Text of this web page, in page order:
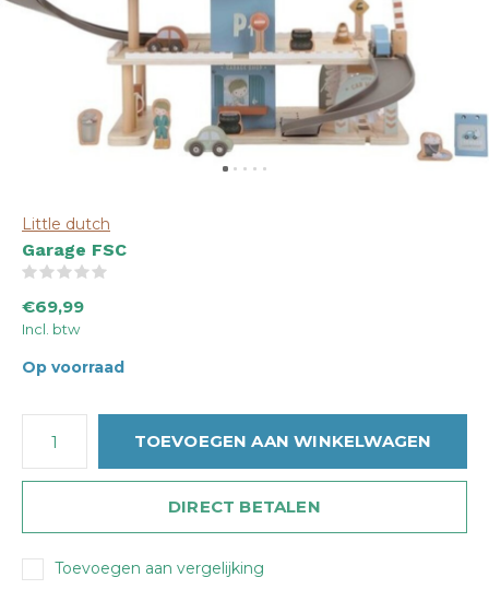
Little dutch
Garage FSC
€69,99
Incl. btw
Op voorraad
TOEVOEGEN AAN WINKELWAGEN
DIRECT BETALEN
Toevoegen aan vergelijking